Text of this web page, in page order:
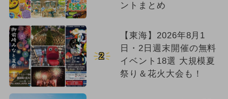
ントまとめ
2
【東海】2026年8月1
日・2日週末開催の無料
イベント18選 大規模夏
祭り＆花火大会も！